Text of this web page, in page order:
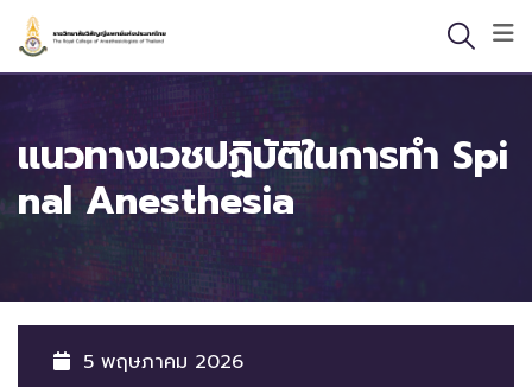
Skip
content
แนวทางเวชปฏิบัติในการทำ Spi
Nal Anesthesia
5 พฤษภาคม 2026